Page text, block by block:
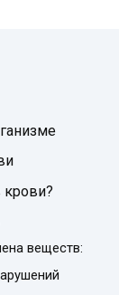
крови?
веществ: